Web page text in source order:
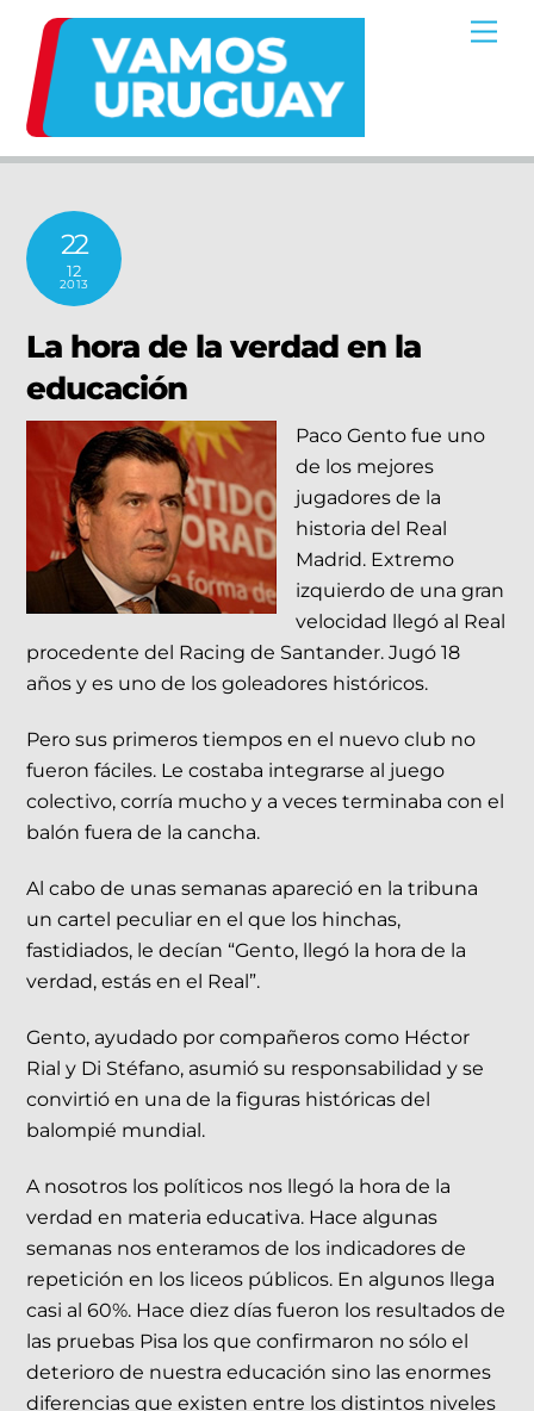
content
22
12
2013
La hora de la verdad en la
educación
Paco Gento fue uno
de los mejores
jugadores de la
historia del Real
Madrid. Extremo
izquierdo de una gran
velocidad llegó al Real
procedente del Racing de Santander. Jugó 18
años y es uno de los goleadores históricos.
Pero sus primeros tiempos en el nuevo club no
fueron fáciles. Le costaba integrarse al juego
colectivo, corría mucho y a veces terminaba con el
balón fuera de la cancha.
Al cabo de unas semanas apareció en la tribuna
un cartel peculiar en el que los hinchas,
fastidiados, le decían “Gento, llegó la hora de la
verdad, estás en el Real”.
Gento, ayudado por compañeros como Héctor
Rial y Di Stéfano, asumió su responsabilidad y se
convirtió en una de la figuras históricas del
balompié mundial.
A nosotros los políticos nos llegó la hora de la
verdad en materia educativa. Hace algunas
semanas nos enteramos de los indicadores de
repetición en los liceos públicos. En algunos llega
casi al 60%. Hace diez días fueron los resultados de
las pruebas Pisa los que confirmaron no sólo el
deterioro de nuestra educación sino las enormes
diferencias que existen entre los distintos niveles